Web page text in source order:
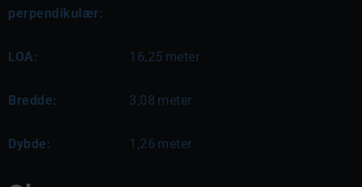
perpendikulær:
LOA: 16,25 meter
Bredde: 3,08 meter
Dybde: 1,26 meter